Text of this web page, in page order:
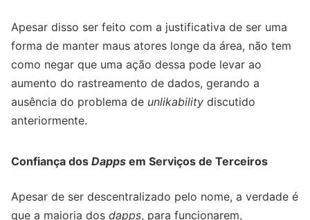
Apesar disso ser feito com a justificativa de ser uma
forma de manter maus atores longe da área, não tem
como negar que uma ação dessa pode levar ao
aumento do rastreamento de dados, gerando a
ausência do problema de unlikability discutido
anteriormente.
Confiança dos Dapps em Serviços de Terceiros
Apesar de ser descentralizado pelo nome, a verdade é
que a maioria dos dapps, para funcionarem,